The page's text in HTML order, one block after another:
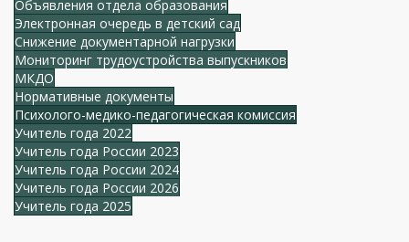
Объявления отдела образования
Электронная очередь в детский сад
Снижение документарной нагрузки
Мониторинг трудоустройства выпускников
МКДО
Нормативные документы
Психолого-медико-педагогическая комиссия
Учитель года 2022
Учитель года России 2023
Учитель года России 2024
Учитель года России 2026
Учитель года 2025